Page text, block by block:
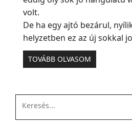
volt.
De ha egy ajtó bezárul,
helyzetben ez az új sokkal
TOVÁBB OLVASOM